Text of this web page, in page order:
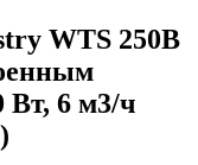
WTS 250B
Вт, 6 м3/ч